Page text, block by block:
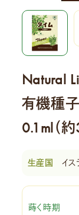
Natural
有機種
0.1ml（
イス
蒔く時期